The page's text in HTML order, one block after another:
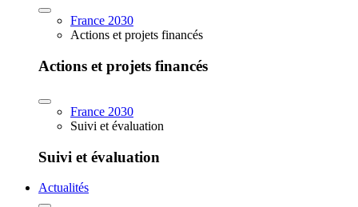
France 2030
Actions et projets financés
Actions et projets financés
France 2030
Suivi et évaluation
Suivi et évaluation
Actualités